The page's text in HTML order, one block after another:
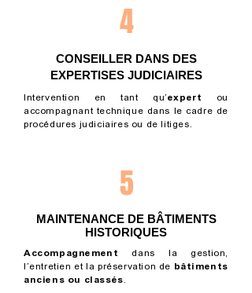
4
CONSEILLER DANS DES
EXPERTISES JUDICIAIRES
Intervention en tant qu’expert
ou
accompagnant technique dans le cadre de
procédures judiciaires ou de litiges.
5
MAINTENANCE DE BÂTIMENTS
HISTORIQUES
Accompagnement
dans la gestion,
l’entretien et la préservation de bâtiments
anciens ou classés.